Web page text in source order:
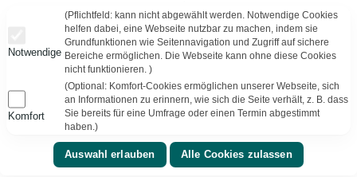
PBCS IT-News – IT. Web. Einfach. Webdesign, Analyse & Beratung
Abi88 Jahrgangsstufen-Treffen 2018 – Planung
– 29 Jahre ist es her, dass wir die Reifeprüfung
bestanden haben. Für den Zugriff auf die
untenstehenden Ressourcen müsst Ihr hierregistriert
sein. Danach schalte ich Euch für die Liste frei.
Neu: Ihr könnt im Forum einen Kommentar abgeben,
Notwendige
(Pflichtfeld: kann nicht abgewählt werden. Notwendige Cookies
helfen dabei, eine Webseite nutzbar zu machen, indem sie
Grundfunktionen wie Seitennavigation und Zugriff auf sichere
Bereiche ermöglichen. Die Webseite kann ohne diese Cookies
nicht funktionieren. )
Komfort
(Optional: Komfort-Cookies ermöglichen unserer Webseite, sich
an Informationen zu erinnern, wie sich die Seite verhält, z. B. dass
Sie bereits für eine Umfrage oder einen Termin abgestimmt
haben.)